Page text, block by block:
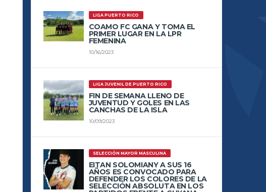
LIGA PUERTO RICO
COAMO FC GANA Y TOMA EL
PRIMER LUGAR EN LA LPR
FEMENINA
10/16/2023
LIGA JUVENIL DE PUERTO RICO
FIN DE SEMANA LLENO DE
JUVENTUD Y GOLES EN LAS
CANCHAS DE LA ISLA
10/09/2023
SELECCIÓN MAYOR MASCULINA
EITAN SOLOMIANY A SUS 16
AÑOS ES CONVOCADO PARA
DEFENDER LOS COLORES DE LA
SELECCIÓN ABSOLUTA EN LOS